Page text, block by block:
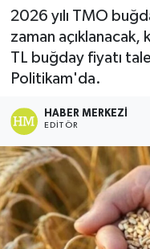
2026 yılı TMO
zaman
TL buğday fiyatı
Politikam'da.
HABER MERKEZI
EDITÖR
BİYOGRAFİLER
Burhaniye
Dursunbey
Edremit
Tüm Manşetler
Son Dakika